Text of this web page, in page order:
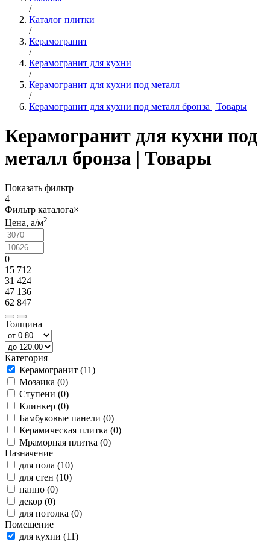
/
Каталог плитки
/
Керамогранит
/
Керамогранит для кухни
/
Керамогранит для кухни под металл
/
Керамогранит для кухни под металл бронза | Товары
Керамогранит для кухни под
металл бронза | Товары
Показать фильтр
4
Фильтр каталога×
Цена, a/м2
0
15 712
31 424
47 136
62 847
Толщина
Категория
Керамогранит (11)
Мозаика (0)
Ступени (0)
Клинкер (0)
Бамбуковые панели (0)
Керамическая плитка (0)
Мраморная плитка (0)
Назначение
для пола (10)
для стен (10)
панно (0)
декор (0)
для потолка (0)
Помещение
для кухни (11)